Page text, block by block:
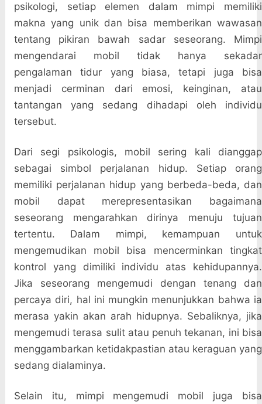
psikologi, setiap elemen dalam mimpi memiliki
makna yang unik dan bisa memberikan wawasan
tentang pikiran bawah sadar seseorang. Mimpi
mengendarai mobil tidak hanya sekadar
pengalaman tidur yang biasa, tetapi juga bisa
menjadi cerminan dari emosi, keinginan, atau
tantangan yang sedang dihadapi oleh individu
tersebut.
Dari segi psikologis, mobil sering kali dianggap
sebagai simbol perjalanan hidup. Setiap orang
memiliki perjalanan hidup yang berbeda-beda, dan
mobil dapat merepresentasikan bagaimana
seseorang mengarahkan dirinya menuju tujuan
tertentu. Dalam mimpi, kemampuan untuk
mengemudikan mobil bisa mencerminkan tingkat
kontrol yang dimiliki individu atas kehidupannya.
Jika seseorang mengemudi dengan tenang dan
percaya diri, hal ini mungkin menunjukkan bahwa ia
merasa yakin akan arah hidupnya. Sebaliknya, jika
mengemudi terasa sulit atau penuh tekanan, ini bisa
menggambarkan ketidakpastian atau keraguan yang
sedang dialaminya.
Selain itu, mimpi mengemudi mobil juga bisa